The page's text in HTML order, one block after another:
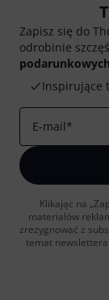
Zapisz się do
odrobinie
podarunkowych
Inspirujące
E-mail*
Klikając na
materialów
zrezygnować z
temat